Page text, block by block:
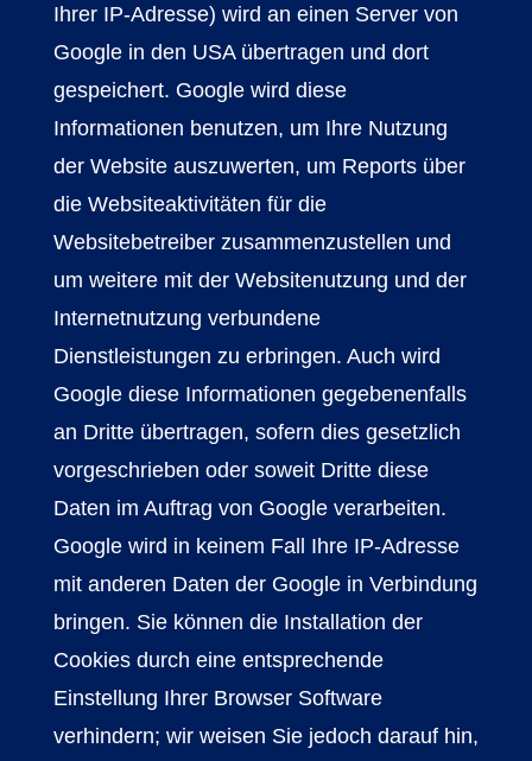
Ihrer IP-Adresse) wird an einen Server von
Google in den USA übertragen und dort
gespeichert. Google wird diese
Informationen benutzen, um Ihre Nutzung
der Website auszuwerten, um Reports über
die Websiteaktivitäten für die
Websitebetreiber zusammenzustellen und
um weitere mit der Websitenutzung und der
Internetnutzung verbundene
Dienstleistungen zu erbringen. Auch wird
Google diese Informationen gegebenenfalls
an Dritte übertragen, sofern dies gesetzlich
vorgeschrieben oder soweit Dritte diese
Daten im Auftrag von Google verarbeiten.
Google wird in keinem Fall Ihre IP-Adresse
mit anderen Daten der Google in Verbindung
bringen. Sie können die Installation der
Cookies durch eine entsprechende
Einstellung Ihrer Browser Software
verhindern; wir weisen Sie jedoch darauf hin,